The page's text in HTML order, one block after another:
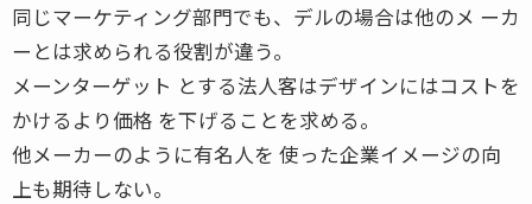
同じマーケティング部門でも、デルの場合は他のメ ーカ
ーとは求められる役割が違う。
メーンターゲット とする法人客はデザインにはコストを
かけるより価格 を下げることを求める。
他メーカーのように有名人を 使った企業イメージの向
上も期待しない。